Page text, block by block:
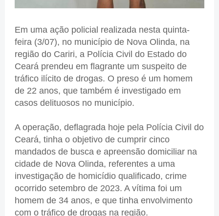
Em uma ação policial realizada nesta quinta-
feira (3/07), no município de Nova Olinda, na
região do Cariri, a Polícia Civil do Estado do
Ceará prendeu em flagrante um suspeito de
tráfico ilícito de drogas. O preso é um homem
de 22 anos, que também é investigado em
casos delituosos no município.
A operação, deflagrada hoje pela Polícia Civil do
Ceará, tinha o objetivo de cumprir cinco
mandados de busca e apreensão domiciliar na
cidade de Nova Olinda, referentes a uma
investigação de homicídio qualificado, crime
ocorrido setembro de 2023. A vítima foi um
homem de 34 anos, e que tinha envolvimento
com o tráfico de drogas na região.